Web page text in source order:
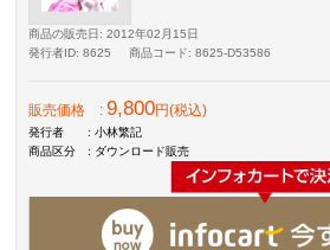
商品の販売日 : 2012年02月15日
発行者ID: 8625 商品コード: 8625-D53586
販売価格 :9,800円(税込)
発行者
: 小林繁記
商品区分
: ダウンロード販売